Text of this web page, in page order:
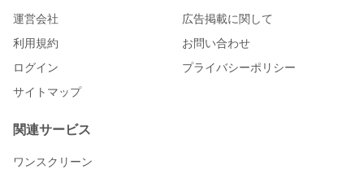
運営会社
広告掲載に関して
利用規約
お問い合わせ
ログイン
プライバシーポリシー
サイトマップ
関連サービス
ワンスクリーン